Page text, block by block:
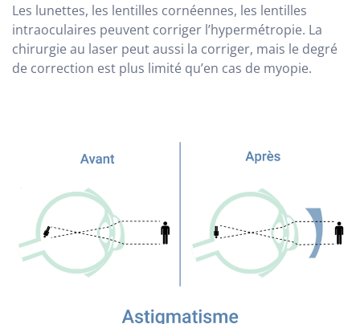
Les lunettes, les lentilles cornéennes, les lentilles
intraoculaires peuvent corriger l’hypermétropie. La
chirurgie au laser peut aussi la corriger, mais le degré
de correction est plus limité qu’en cas de myopie.